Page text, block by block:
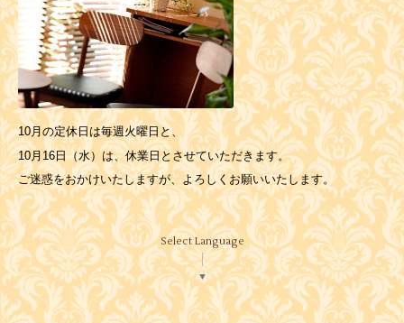
10月の定休日は毎週火曜日と、
10月16日（水）は、休業日とさせていただきます。
ご迷惑をおかけいたしますが、よろしくお願いいたします。
Select Language
▼